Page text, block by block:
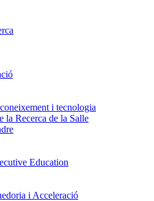
i tecnologia
la Recerca de la Salle
Education
i Acceleració